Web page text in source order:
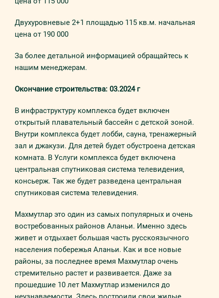
Двухуровневые 2+1 площадью 115 кв.м. начальная
цена от 190 000
За более детальной информацией обращайтесь к
нашим менеджерам.
Окончание строительства: 03.2024 г
В инфраструктуру комплекса будет включен
открытый плавательный бассейн с детской зоной.
Внутри комплекса будет лобби, сауна, тренажерный
зал и джакузи. Для детей будет обустроена детская
комната. В Услуги комплекса будет включена
центральная спутниковая система телевидения,
консьерж. Так же будет разведена центральная
спутниковая система телевидения.
Махмутлар это один из самых популярных и очень
востребованных районов Аланьи. Именно здесь
живет и отдыхает большая часть русскоязычного
населения побережья Аланьи. Как и все новые
районы, за последнее время Махмутлар очень
стремительно растет и развивается. Даже за
прошедшие 10 лет Махмутлар изменился до